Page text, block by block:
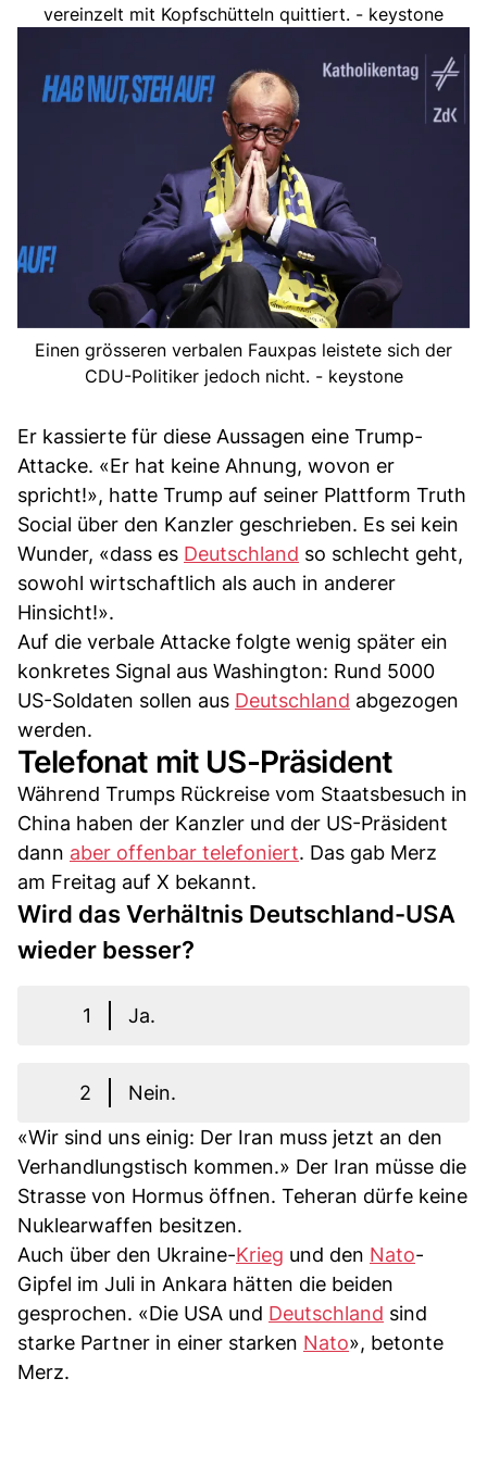
vereinzelt mit Kopfschütteln quittiert. - keystone
Einen grösseren verbalen Fauxpas leistete sich der
CDU-Politiker jedoch nicht. - keystone
Er kassierte für diese Aussagen eine Trump-
Attacke. «Er hat keine Ahnung, wovon er
spricht!», hatte Trump auf seiner Plattform Truth
Social über den Kanzler geschrieben. Es sei kein
Wunder, «dass es Deutschland so schlecht geht,
sowohl wirtschaftlich als auch in anderer
Hinsicht!».
Auf die verbale Attacke folgte wenig später ein
konkretes Signal aus Washington: Rund 5000
US-Soldaten sollen aus Deutschland abgezogen
werden.
Telefonat mit US-Präsident
Während Trumps Rückreise vom Staatsbesuch in
China haben der Kanzler und der US-Präsident
dann aber offenbar telefoniert. Das gab Merz
am Freitag auf X bekannt.
Wird das Verhältnis Deutschland-USA
wieder besser?
1 Ja.
2
Nein.
«Wir sind uns einig: Der Iran muss jetzt an den
Verhandlungstisch kommen.» Der Iran müsse die
Strasse von Hormus öffnen. Teheran dürfe keine
Nuklearwaffen besitzen.
Auch über den Ukraine-Krieg und den Nato-
Gipfel im Juli in Ankara hätten die beiden
gesprochen. «Die USA und Deutschland sind
starke Partner in einer starken Nato», betonte
Merz.